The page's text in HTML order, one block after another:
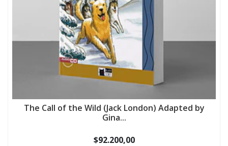
The Call of the Wild (Jack London) Adapted by
Gina...
$92.200,00